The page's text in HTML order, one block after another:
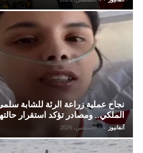
نجاح عملية زراعة الرئة للشابة
الملكي.. ومصادر تؤكد استقرار
آنفانيوز - 3 أغسطس، 2026